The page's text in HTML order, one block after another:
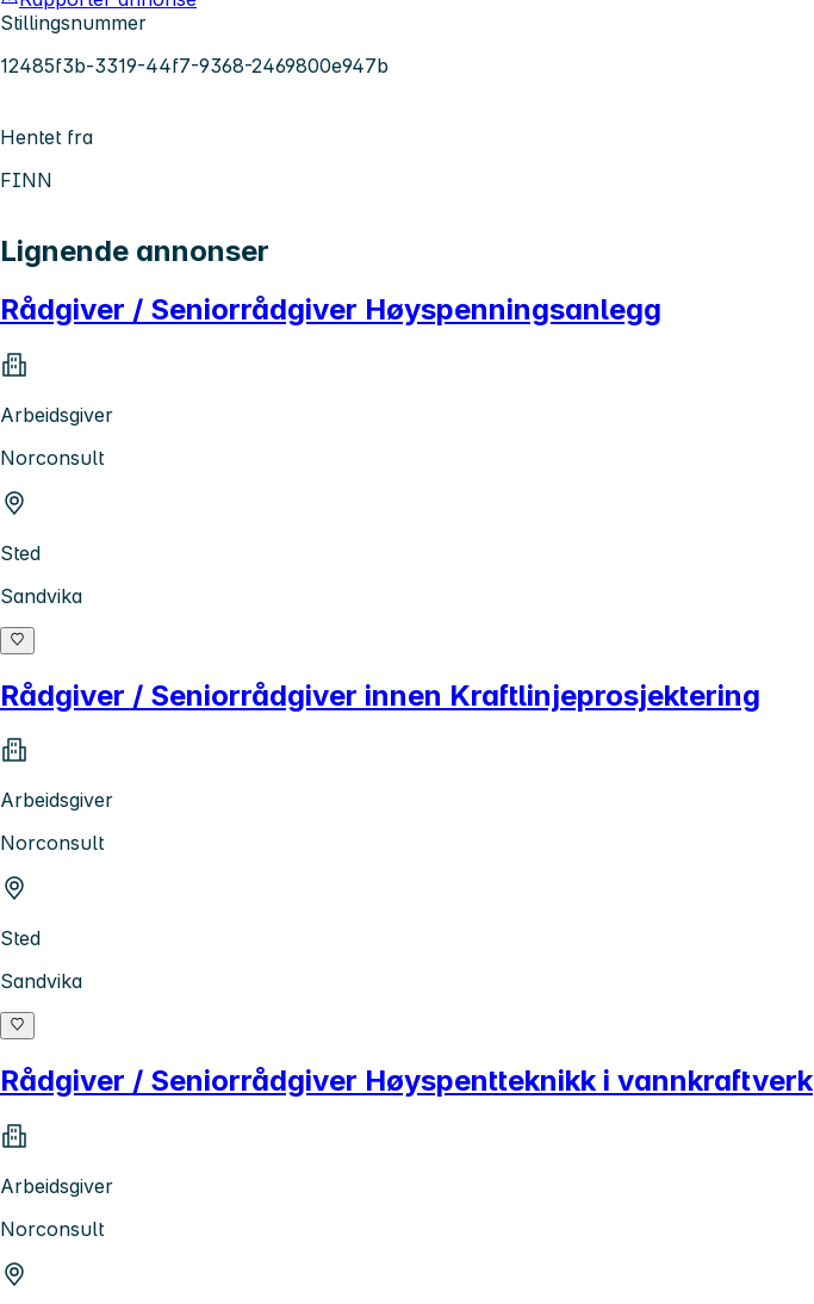
Stillingsnummer
12485f3b-3319-44f7-9368-2469800e947b
Hentet fra
FINN
Lignende annonser
Rådgiver / Seniorrådgiver Høyspenningsanlegg
Arbeidsgiver
Norconsult
Sted
Sandvika
Rådgiver / Seniorrådgiver innen Kraftlinjeprosjektering
Arbeidsgiver
Norconsult
Sted
Sandvika
Rådgiver / Seniorrådgiver Høyspentteknikk i vannkraftverk
Arbeidsgiver
Norconsult